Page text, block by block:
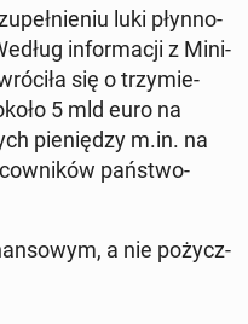
luki płyn­no­
in­for­ma­cji z Mi­ni­
się o trzy­mie­
5 mld euro na
pie­nię­dzy m.in. na
pań­stwo­
a nie po­życz­